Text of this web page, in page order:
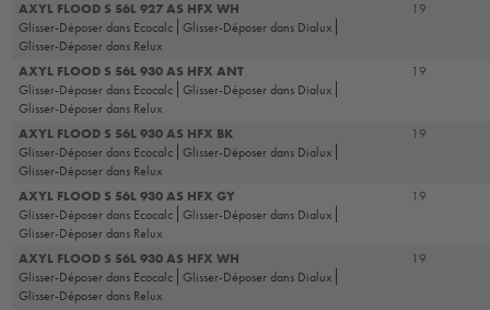
AXYL FLOOD S 56L 927 AS HFX WH
Glisser-Déposer dans Ecocalc Glisser-Déposer dans Dialux
Glisser-Déposer dans Relux
19
AXYL FLOOD S 56L 930 AS HFX ANT
Glisser-Déposer dans Ecocalc Glisser-Déposer dans Dialux
Glisser-Déposer dans Relux
19
AXYL FLOOD S 56L 930 AS HFX BK
Glisser-Déposer dans Ecocalc Glisser-Déposer dans Dialux
Glisser-Déposer dans Relux
19
AXYL FLOOD S 56L 930 AS HFX GY
Glisser-Déposer dans Ecocalc Glisser-Déposer dans Dialux
Glisser-Déposer dans Relux
19
AXYL FLOOD S 56L 930 AS HFX WH
Glisser-Déposer dans Ecocalc Glisser-Déposer dans Dialux
Glisser-Déposer dans Relux
19